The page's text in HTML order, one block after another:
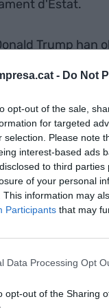
- Do Not
opt-out of the sale,
for targeted
selection. Please note
interest-based ads
to third
of your personal
This information may
Participants that may
Data Processing Opt
opt-out of the Sharing
d'Estat.
Trump han
. La negociació
Mèxic.
els
va informar
que estan
que ha
És obvi
però les
un pacte
amb la que
Moscou